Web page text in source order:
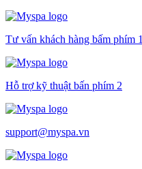
Tư vấn khách hàng bấm phím 1
Hỗ trợ kỹ thuật bấn phím 2
support@myspa.vn